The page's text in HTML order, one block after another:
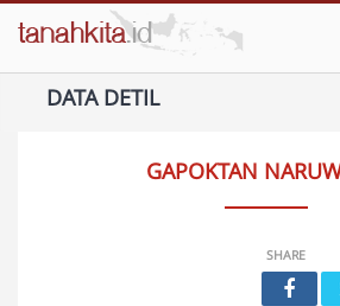
DATA DETIL
GAPOKTAN
SHARE